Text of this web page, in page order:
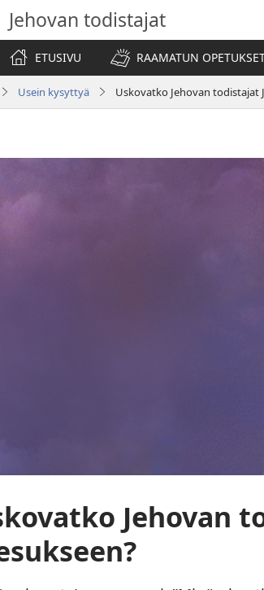
Jehovan todistajat
ETUSIVU
RAAMATUN
Usein kysyttyä Uskovatko Jehovan todistajat
Jehovan